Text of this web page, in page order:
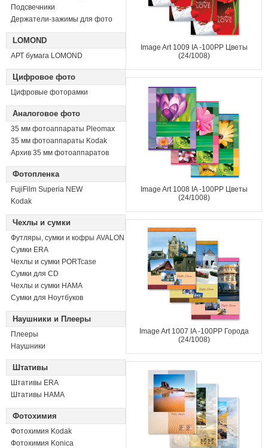
Подсвечники
Держатели-зажимы для фото
LOMOND
АРТ бумага LOMOND
Цифровое фото
Цифровые фоторамки
Аналоговое фото
35 мм фотоаппараты Pleomax
35 мм фотоаппараты Kodak
Архив 35 мм фотоаппаратов
Фотопленка
FujiFilm Superia NEW
Kodak
Чехлы и сумки
Футляры, сумки и кофры AVALON
Сумки ERA
Чехлы и сумки PORTcase
Сумки для CD
Чехлы и сумки HAMA
Сумки для Ноутбуков
Наушники и Плееры
Плееры
Наушники
Штативы
Штативы ERA
Штативы HAMA
Фотохимия
Фотохимия Kodak
Фотохимия Konica
Image Art 1009 IA -100PP Цветы
(24/1008)
Image Art 1008 IA -100PP Цветы
(24/1008)
Image Art 1007 IA -100PP Города
(24/1008)